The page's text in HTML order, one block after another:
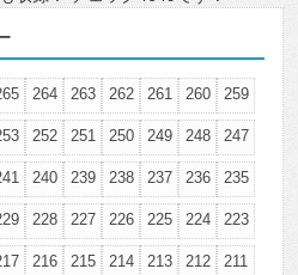
264 263 262 261 260 259
252 251 250 249 248 247
240 239 238 237 236 235
228 227 226 225 224 223
216 215 214 213 212 211